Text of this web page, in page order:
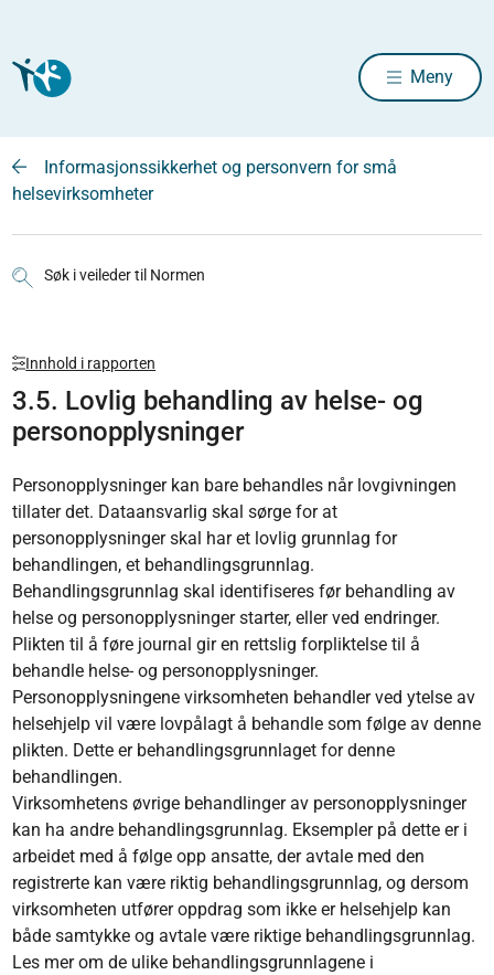
Meny
Informasjonssikkerhet og personvern for små
helsevirksomheter
Søk i veileder til Normen
Innhold i rapporten
3.5. Lovlig behandling av helse- og
personopplysninger
Personopplysninger kan bare behandles når lovgivningen
tillater det. Dataansvarlig skal sørge for at
personopplysninger skal har et lovlig grunnlag for
behandlingen, et behandlingsgrunnlag.
Behandlingsgrunnlag skal identifiseres før behandling av
helse og personopplysninger starter, eller ved endringer.
Plikten til å føre journal gir en rettslig forpliktelse til å
behandle helse- og personopplysninger.
Personopplysningene virksomheten behandler ved ytelse av
helsehjelp vil være lovpålagt å behandle som følge av denne
plikten. Dette er behandlingsgrunnlaget for denne
behandlingen.
Virksomhetens øvrige behandlinger av personopplysninger
kan ha andre behandlingsgrunnlag. Eksempler på dette er i
arbeidet med å følge opp ansatte, der avtale med den
registrerte kan være riktig behandlingsgrunnlag, og dersom
virksomheten utfører oppdrag som ikke er helsehjelp kan
både samtykke og avtale være riktige behandlingsgrunnlag.
Les mer om de ulike behandlingsgrunnlagene i